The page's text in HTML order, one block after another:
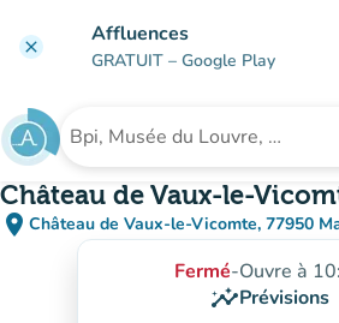
clear Affluences
GRATUIT – Google Play
Rechercher un établissement
Château de Vaux-le-
place Château de Vaux-le-Vicomte, 77950
(ouvrir dans
(nouvel onglet)
Fermé-Ouvre à
insightsPrévisions